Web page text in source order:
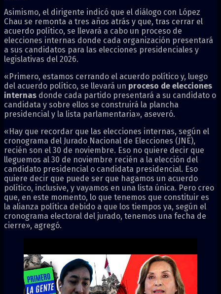
Asimismo, el dirigente indicó que el diálogo con López
Chau se remonta a tres años atrás y que, tras cerrar el
acuerdo político, se llevará a cabo un proceso de
elecciones internas donde cada organización presentará
a sus candidatos para las elecciones presidenciales y
legislativas del 2026.
«Primero, estamos cerrando el acuerdo político y, luego
del acuerdo político, se llevará un proceso de elecciones
internas donde cada partido presentará a su candidato o
candidata y sobre ellos se construirá la plancha
presidencial y la lista parlamentaria», aseveró.
«Hay que recordar que las elecciones internas, según el
cronograma del Jurado Nacional de Elecciones (JNE),
recién son el 30 de noviembre. Eso no quiere decir que
lleguemos al 30 de noviembre recién a la elección del
candidato presidencial o candidata presidencial. Eso
quiere decir que puede ser que hagamos un acuerdo
político, inclusive, y vayamos en una lista única. Pero creo
que, en este momento, lo que tenemos que constituir es
la alianza política debido a que los tiempos ya, según el
cronograma electoral del jurado, tenemos una fecha de
cierre», agregó.